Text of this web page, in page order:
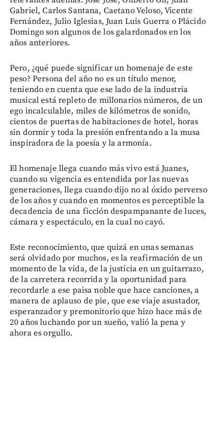
Gabriel, Carlos Santana, Caetano Veloso, Vicente
Fernández, Julio Iglesias, Juan Luis Guerra o Plácido
Domingo son algunos de los galardonados en los
años anteriores.
Pero, ¿qué puede significar un homenaje de este
peso? Persona del año no es un título menor,
teniendo en cuenta que ese lado de la industria
musical está repleto de millonarios números, de un
ego incalculable, miles de kilómetros de sonido,
cientos de puertas de habitaciones de hotel, horas
sin dormir y toda la presión enfrentando a la musa
inspiradora de la poesía y la armonía.
El homenaje llega cuando más vivo está Juanes,
cuando su vigencia es entendida por las nuevas
generaciones, llega cuando dijo no al óxido perverso
de los años y cuando en momentos es perceptible la
decadencia de una ficción despampanante de luces,
cámara y espectáculo, en la cual no cayó.
Este reconocimiento, que quizá en unas semanas
será olvidado por muchos, es la reafirmación de un
momento de la vida, de la justicia en un guitarrazo,
de la carretera recorrida y la oportunidad para
recordarle a ese paisa noble que hace canciones, a
manera de aplauso de pie, que ese viaje asustador,
esperanzador y premonitorio que hizo hace más de
20 años luchando por un sueño, valió la pena y
ahora es orgullo.